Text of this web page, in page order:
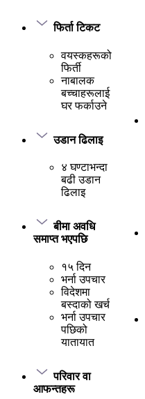
फिर्ता टिकट
वयस्कहरूको
फिर्ती
नाबालक
बच्चाहरूलाई
घर फर्काउने
उडान ढिलाइ
४ घण्टाभन्दा
बढी उडान
ढिलाइ
बीमा अवधि
समाप्त भएपछि
१५ दिन
भर्ना उपचार
विदेशमा
बस्दाको खर्च
भर्ना उपचार
पछिको
यातायात
परिवार वा
आफन्तहरू